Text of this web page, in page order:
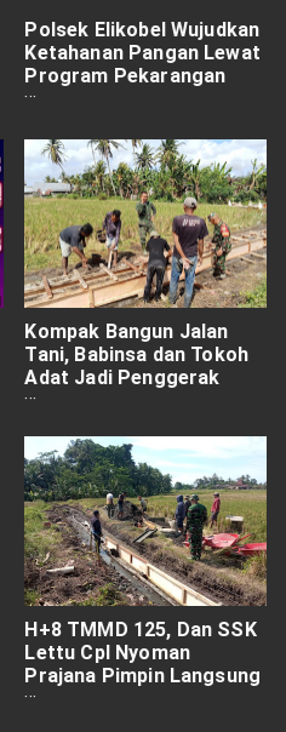
Polsek Elikobel Wujudkan
Ketahanan Pangan Lewat
Program Pekarangan
Bergizi
Kompak Bangun Jalan
Tani, Babinsa dan Tokoh
Adat Jadi Penggerak
Gotong Royong
H+8 TMMD 125, Dan SSK
Lettu Cpl Nyoman
Prajana Pimpin Langsung
Pembangunan Jalan Tani